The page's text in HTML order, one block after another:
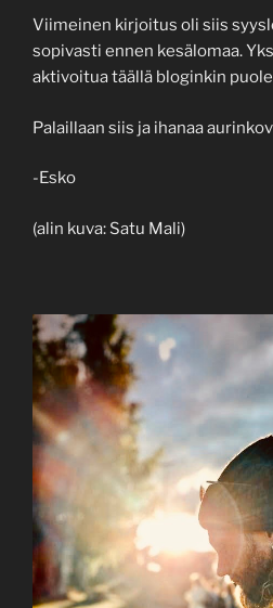
Viimeinen kirjoitus oli siis
sopivasti ennen kesälomaa.
aktivoitua täällä bloginkin
Palaillaan siis ja ihanaa
-Esko
(alin kuva: Satu Mali)